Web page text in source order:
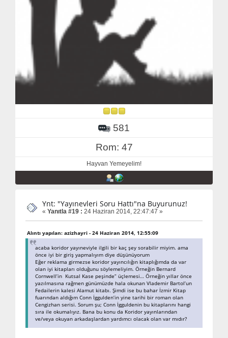
581
Rom: 47
Hayvan Yemeyelim!
Ynt: "Yayınevleri Soru Hattı"na Buyurunuz!
« Yanıtla #19 : 24 Haziran 2014, 22:47:47 »
Alıntı yapılan: azizhayri - 24 Haziran 2014, 12:55:09
acaba koridor yayıneviyle ilgili bir kaç şey sorabilir miyim. ama
önce iyi bir giriş yapmalıyım diye düşünüyorum
Eğer reklama girmezse koridor yayıncılığın kitaplığımda da var
olan iyi kitapları olduğunu söylemeliyim. Örneğin Bernard
Cornwell’in Kutsal Kase peşinde” üçlemesi… Örneğin yıllar önce
yazılmasına rağmen günümüzde hala okunan Vlademir Bartol’un
Fedailerin kalesi Alamut kitabı. Şimdi ise bu bahar İzmir Kitap
fuarından aldığım Conn İggulden’in yine tarihi bir roman olan
Cengizhan serisi. Sorum şu; Conn İgguldenin bu kitaplarını hangi
sıra ile okumalıyız. Bana bu konu da Koridor yayınlarından
ve/veya okuyan arkadaşlardan yardımcı olacak olan var mıdır?